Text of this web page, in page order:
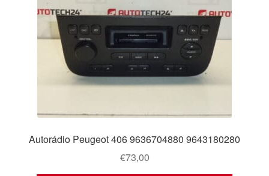
Autorádio Peugeot 406 9636704880 9643180280
€73,00